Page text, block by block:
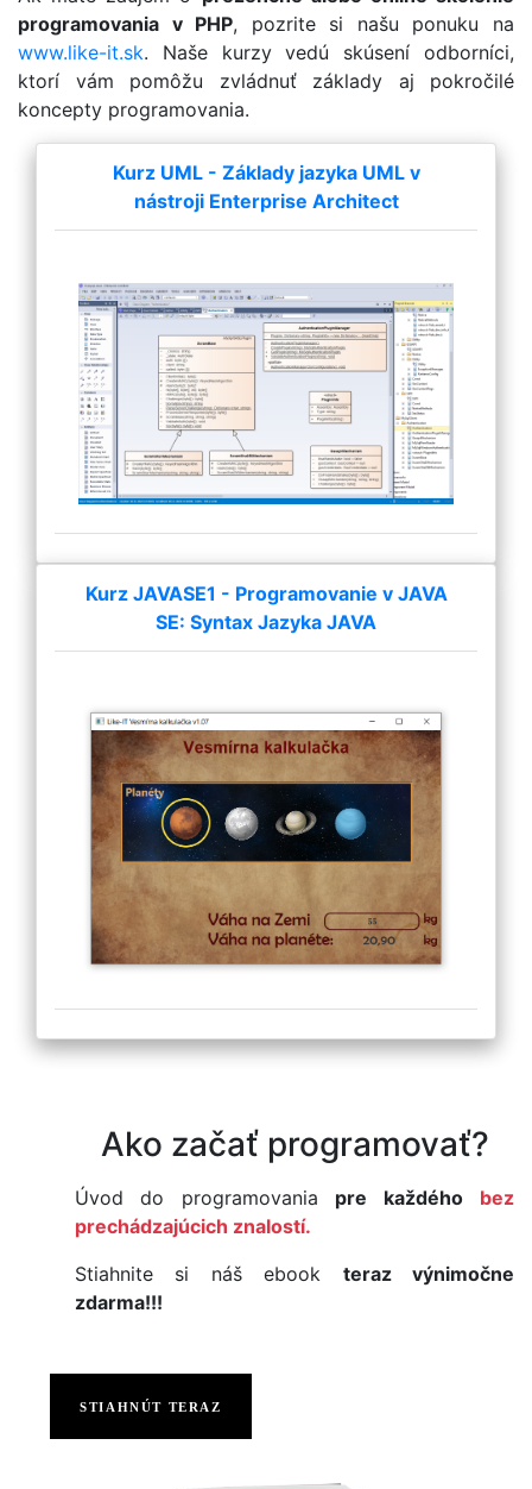
programovania v PHP, pozrite si našu ponuku na
www.like-it.sk. Naše kurzy vedú skúsení odborníci,
ktorí vám pomôžu zvládnuť základy aj pokročilé
koncepty programovania.
Kurz UML - Základy jazyka UML v
nástroji Enterprise Architect
Kurz JAVASE1 - Programovanie v JAVA
SE: Syntax Jazyka JAVA
Ako začať programovať?
Úvod do programovania pre každého
bez
prechádzajúcich znalostí.
Stiahnite si náš ebook teraz výnimočne
zdarma!!!
STIAHNÚT TERAZ